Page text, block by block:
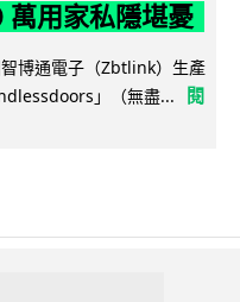
萬用家私隱堪憂
博通電子（Zbtlink）生產
」（無盡...
閱